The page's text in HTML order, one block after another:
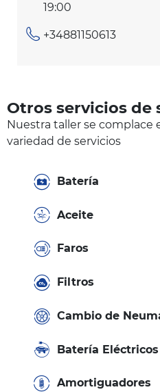
19:00
+34881150613
Otros servicios de
Nuestra taller se complace
variedad de servicios
Batería
Aceite
Faros
Filtros
Cambio de
Batería
Amortiguadores